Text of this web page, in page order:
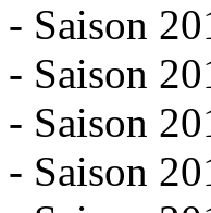
- Saison
- Saison
- Saison
- Saison